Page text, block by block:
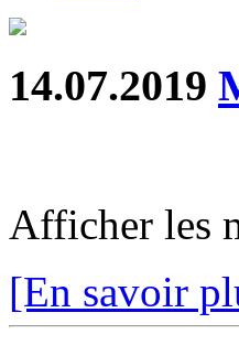
14.07.2019
Afficher les
[En savoir